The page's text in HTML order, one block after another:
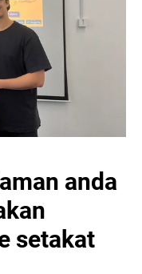
anda
setakat